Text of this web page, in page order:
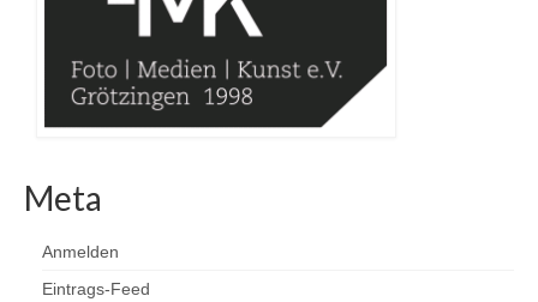
Meta
Anmelden
Eintrags-Feed